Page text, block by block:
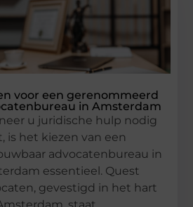
voor een gerenommeerd
in Amsterdam
u juridische hulp nodig
is het kiezen van een
advocatenbureau in
essentieel. Quest
gevestigd in het hart